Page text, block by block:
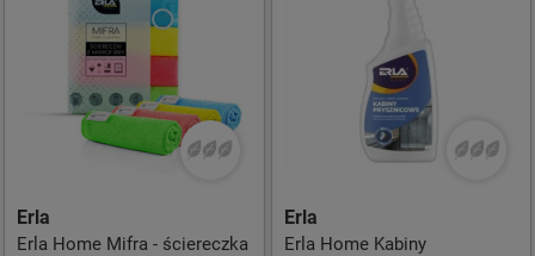
Erla
Erla Home Mifra - ściereczka
Erla
Erla Home Kabiny